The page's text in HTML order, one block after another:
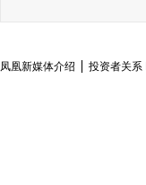
凤凰新媒体介绍 投资者关系